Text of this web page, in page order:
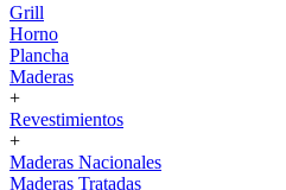
Grill
Horno
Plancha
Maderas
+
Revestimientos
+
Maderas Nacionales
Maderas Tratadas